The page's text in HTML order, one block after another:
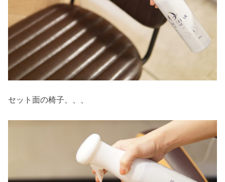
セット面の椅子、、、